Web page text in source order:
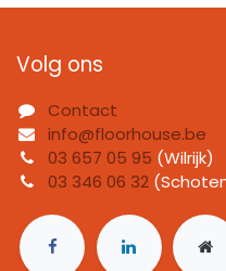
Volg ons
Contact
info@floorhouse.be
03 657 05 95 (Wilrijk)
03 346 06 32